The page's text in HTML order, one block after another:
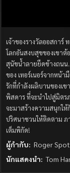
เจ้าของรางวัลออสการ์
โลกอันสงบสุขของเขาต้
สุนัขน้ำลายยืดข้างถนน
ของ เทอร์เนอร์จากหน้
รักที่กำลังผลิบานของเ
พิสดาร ที่จะนำไปสู่มิตร
จะมาสร้างความสนุกใ
ปริศนาชวนให้ติดตาม ภ
เต็มพิกัด!
ผู้กำกับ: Roger
นักแสดงนำ:Tom